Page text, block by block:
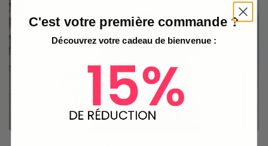
C'est votre première commande ?
Découvrez votre cadeau de bienvenue :